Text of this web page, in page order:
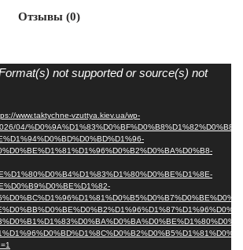
Отзывы (0)
not supported or source(s) not
www.taktychne-vzuttya.kiev.ua/wp-
04/%D0%9A%D1%83%D0%BF%D0%B8%D1%82%D0%B8-